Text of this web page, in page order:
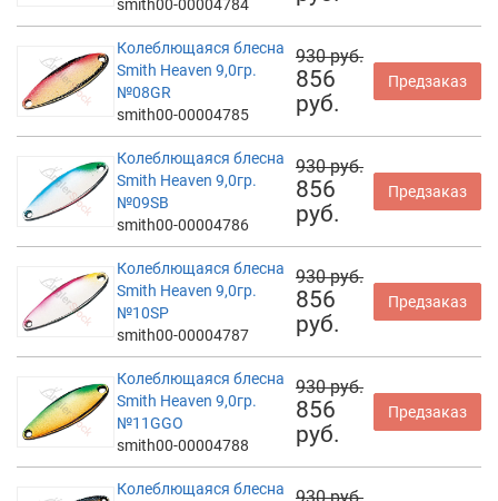
smith00-00004784
Колеблющаяся блесна
Smith Heaven 9,0гр.
№08GR
smith00-00004785
930 руб.
856
руб.
Предзаказ
Колеблющаяся блесна
Smith Heaven 9,0гр.
№09SB
smith00-00004786
930 руб.
856
руб.
Предзаказ
Колеблющаяся блесна
Smith Heaven 9,0гр.
№10SP
smith00-00004787
930 руб.
856
руб.
Предзаказ
Колеблющаяся блесна
Smith Heaven 9,0гр.
№11GGO
smith00-00004788
930 руб.
856
руб.
Предзаказ
Колеблющаяся блесна